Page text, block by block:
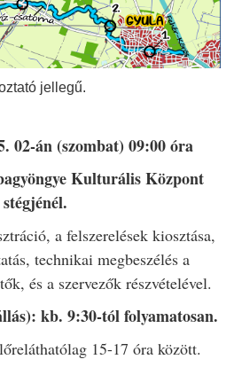
jellegű.
02-án (szombat) 09:00 óra
Kulturális Központ
stégjénél.
a felszerelések kiosztása,
technikai megbeszélés a
és a szervezők részvételével.
kb. 9:30-tól folyamatosan.
15-17 óra között.